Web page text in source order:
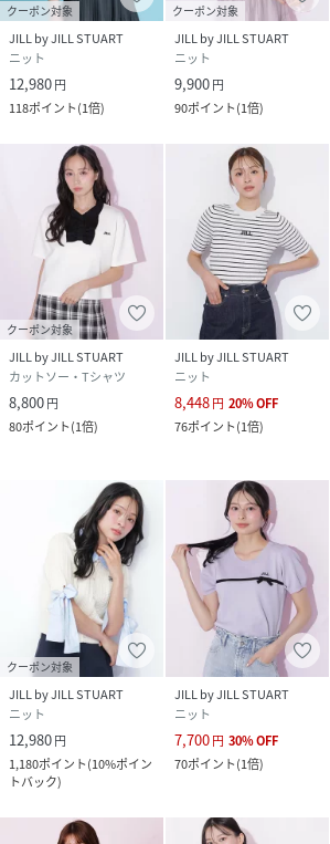
クーポン対象
JILL by JILL STUART
ニット
12,980円
118ポイント(1倍)
クーポン対象
JILL by JILL STUART
ニット
9,900円
90ポイント(1倍)
クーポン対象
JILL by JILL STUART
カットソー・Tシャツ
8,800円
80ポイント(1倍)
JILL by JILL STUART
ニット
8,448円 20%OFF
76ポイント(1倍)
クーポン対象
JILL by JILL STUART
ニット
12,980円
1,180ポイント(10%ポイン
トバック)
JILL by JILL STUART
ニット
7,700円 30%OFF
70ポイント(1倍)